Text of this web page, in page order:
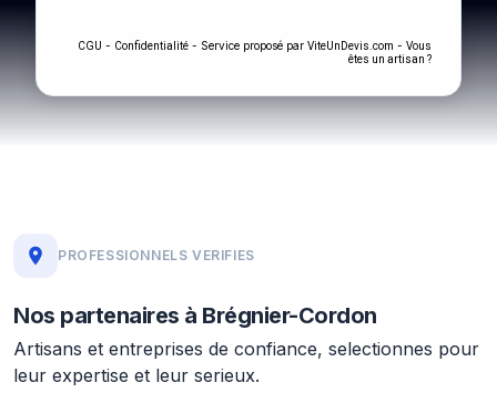
CGU - Confidentialité - Service proposé par ViteUnDevis.com - Vous
êtes un artisan ?
PROFESSIONNELS VERIFIES
Nos partenaires à Brégnier-Cordon
Artisans et entreprises de confiance, selectionnes pour
leur expertise et leur serieux.